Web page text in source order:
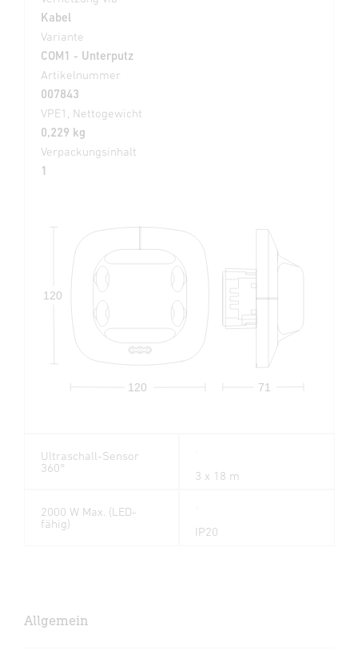
Kabel
Variante
COM1 - Unterputz
Artikelnummer
007843
VPE1, Nettogewicht
0,229 kg
Verpackungsinhalt
1
71
120
120
Ultraschall-Sensor
360°
3 x 18 m
2000 W Max. (LED-
fähig)
IP20
Allgemein